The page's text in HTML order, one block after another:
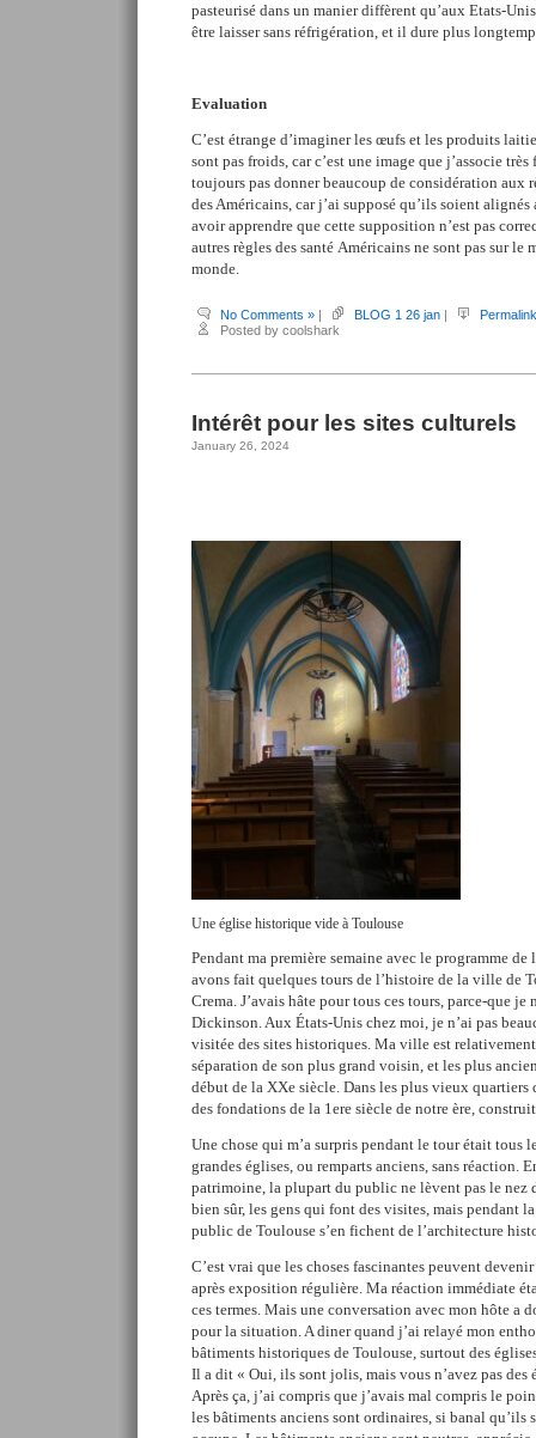
pasteurisé dans un manier diffèrent qu’aux Etats-
être laisser sans réfrigération, et il dure plus
Evaluation
C’est étrange d’imaginer les œufs et les produits
sont pas froids, car c’est une image que j’associe
toujours pas donner beaucoup de considération aux
des Américains, car j’ai supposé qu’ils soient
avoir apprendre que cette supposition n’est pas
autres règles des santé Américains ne sont pas sur le
monde.
No Comments » | BLOG 1 26 jan |
Permalink
Posted by coolshark
Intérêt pour les sites culturels
January 26, 2024
Une église historique vide à Toulouse
Pendant ma première semaine avec le programme
avons fait quelques tours de l’histoire de la ville de
Crema. J’avais hâte pour tous ces tours, parce-que je
Dickinson. Aux États-Unis chez moi, je n’ai pas
visitée des sites historiques. Ma ville est
séparation de son plus grand voisin, et les plus
début de la XXe siècle. Dans les plus vieux quartiers
des fondations de la 1ere siècle de notre ère,
Une chose qui m’a surpris pendant le tour était tous
grandes églises, ou remparts anciens, sans réaction.
patrimoine, la plupart du public ne lèvent pas le nez
bien sûr, les gens qui font des visites, mais pendant
public de Toulouse s’en fichent de l’architecture
C’est vrai que les choses fascinantes peuvent
après exposition régulière. Ma réaction immédiate
ces termes. Mais une conversation avec mon hôte a
pour la situation. A diner quand j’ai relayé mon
bâtiments historiques de Toulouse, surtout des
Il a dit « Oui, ils sont jolis, mais vous n’avez pas des
Après ça, j’ai compris que j’avais mal compris le
les bâtiments anciens sont ordinaires, si banal